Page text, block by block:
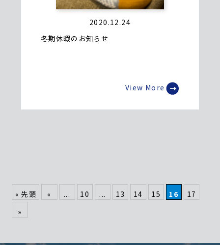
2020.12.24
冬期休暇のお知らせ
View More
« 先頭 « ... 10 ... 13 14 15 16
17
»